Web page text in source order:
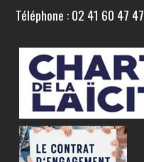
Téléphone : 02 41 60 47 47